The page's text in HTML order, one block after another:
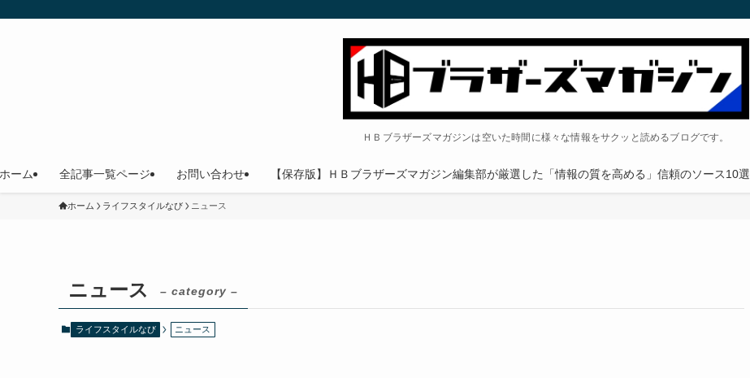
ＨＢブラザーズマガジンは空いた時間に様々な情報をサクッと読めるブログです。
ホーム 全記事一覧ページ お問い合わせ 【保存版】ＨＢブラザーズマガジン編集部が厳選した「情報の質を高める」信頼のソース10選
ホーム ライフスタイルなび ニュース
ニュース – category –
ライフスタイルなび ニュース